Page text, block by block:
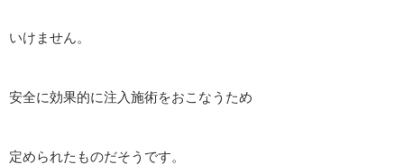
いけません。
安全に効果的に注入施術をおこなうため
定められたものだそうです。